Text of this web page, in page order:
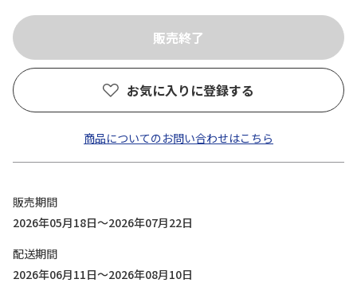
お気に入りに登録する
商品についてのお問い合わせはこちら
販売期間
2026年05月18日～2026年07月22日
配送期間
2026年06月11日～2026年08月10日